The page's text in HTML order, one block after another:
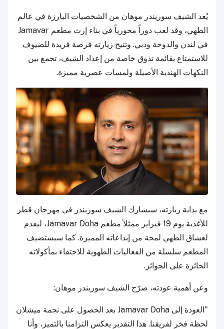
يُعد الشيف سوريندر موهان من الشخصيات البارزة في عالم
الطهي، وقد لعب دوراً محورياً في بناء إرث مطعم Jamavar
في لندن والدوحة ودبي. وتتيح زيارته فرصة فريدة للضيوف
للاستمتاع بقائمة تذوق خاصة من إعداد الشيف، تجمع بين
النكهات الهندية الأصيلة ولمسات عصرية مميزة.
مع بداية زيارته، سيشارك الشيف سوريندر في مهرجان قطر
للأغذية يوم 19 فبراير ممثلاً مطعم Jamavar Doha، ليقدم
لعشاق الطهي لمحة من إبداعاته المميزة. كما سيستضيف
المطعم سلسلة من الفعاليات الطهوية للاحتفاء بمأكولاته
الحائزة على الجوائز.
وعن أهمية عودته، صرّح الشيف سوريندر موهان:
"العودة إلى Jamavar Doha بعد الحصول على نجمة ميشلان
لحظة فخر لفريقنا. هذا التقدير يعكس التزامنا بالتميز، وأنا